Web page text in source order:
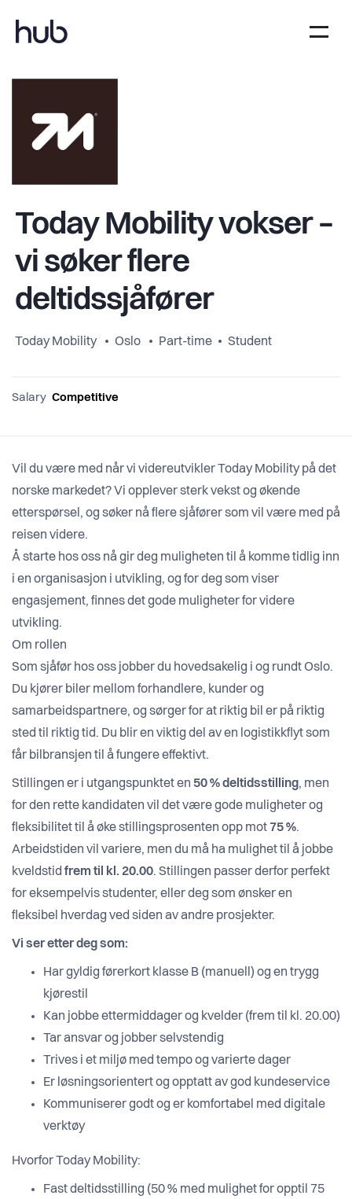
Today Mobility vokser –
vi søker flere
deltidssjåfører
Today Mobility Oslo Part-time Student
Salary Competitive
Vil du være med når vi videreutvikler Today Mobility på det
norske markedet? Vi opplever sterk vekst og økende
etterspørsel, og søker nå flere sjåfører som vil være med på
reisen videre.
Å starte hos oss nå gir deg muligheten til å komme tidlig inn
i en organisasjon i utvikling, og for deg som viser
engasjement, finnes det gode muligheter for videre
utvikling.
Om rollen
Som sjåfør hos oss jobber du hovedsakelig i og rundt Oslo.
Du kjører biler mellom forhandlere, kunder og
samarbeidspartnere, og sørger for at riktig bil er på riktig
sted til riktig tid. Du blir en viktig del av en logistikkflyt som
får bilbransjen til å fungere effektivt.
Stillingen er i utgangspunktet en 50 % deltidsstilling, men
for den rette kandidaten vil det være gode muligheter og
fleksibilitet til å øke stillingsprosenten opp mot75 %.
Arbeidstiden vil variere, men du må ha mulighet til å jobbe
kveldstid frem til kl. 20.00. Stillingen passer derfor perfekt
for eksempelvis studenter, eller deg som ønsker en
fleksibel hverdag ved siden av andre prosjekter.
Vi ser etter deg som:
Har gyldig førerkort klasse B (manuell) og en trygg
kjørestil
Kan jobbe ettermiddager og kvelder (frem til kl. 20.00)
Tar ansvar og jobber selvstendig
Trives i et miljø med tempo og varierte dager
Er løsningsorientert og opptatt av god kundeservice
Kommuniserer godt og er komfortabel med digitale
verktøy
Hvorfor Today Mobility:
Fast deltidsstilling (50 % med mulighet for opptil 75